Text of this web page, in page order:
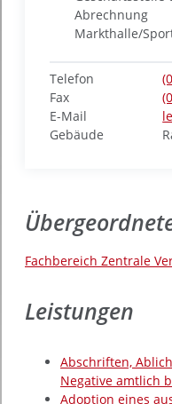
Abrechnung
Markthalle/
Telefon (0
Fax
(0
E-Mail
Gebäude
Fachbereich Zentrale
Leistungen
Abschriften,
Negative amtlich
Adoption eines